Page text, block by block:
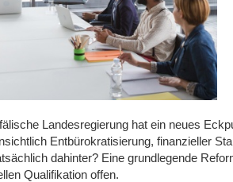
Landesregierung hat ein neues
Entbürokratisierung, finanzieller
dahinter? Eine grundlegende
Qualifikation offen.